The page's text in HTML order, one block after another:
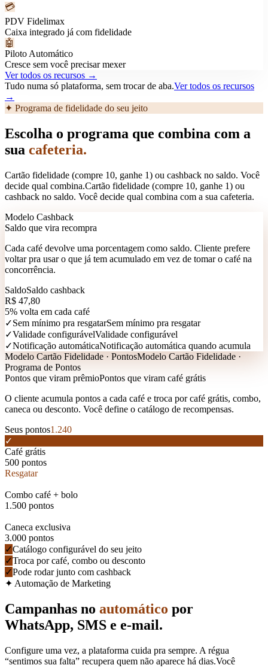
💳
PDV Fidelimax
Caixa integrado já com fidelidade
🤖
Piloto Automático
Cresce sem você precisar mexer
Ver todos os recursos →
Tudo numa só plataforma, sem trocar de aba.Ver todos os recursos
→
✦ Programa de fidelidade do seu jeito
Escolha o programa que combina com a
sua cafeteria.
Cartão fidelidade (compre 10, ganhe 1) ou cashback no saldo. Você
decide qual combina.Cartão fidelidade (compre 10, ganhe 1) ou
cashback no saldo. Você decide qual combina com a sua cafeteria.
Modelo Cashback
Saldo que vira recompra
Cada café devolve uma porcentagem como saldo. Cliente prefere
voltar pra usar o que já tem acumulado em vez de tomar o café na
concorrência.
SaldoSaldo cashback
R$ 47,80
5% volta em cada café
✓Sem mínimo pra resgatarSem mínimo pra resgatar
✓Validade configurávelValidade configurável
✓Notificação automáticaNotificação automática quando acumula
Modelo Cartão Fidelidade · PontosModelo Cartão Fidelidade ·
Programa de Pontos
Pontos que viram prêmioPontos que viram café grátis
O cliente acumula pontos a cada café e troca por café grátis, combo,
caneca ou desconto. Você define o catálogo de recompensas.
Seus pontos1.240
✓
Café grátis
500 pontos
Resgatar
Combo café + bolo
1.500 pontos
Caneca exclusiva
3.000 pontos
✓Catálogo configurável do seu jeito
✓Troca por café, combo ou desconto
✓Pode rodar junto com cashback
✦ Automação de Marketing
Campanhas no automático por
WhatsApp, SMS e e-mail.
Configure uma vez, a plataforma cuida pra sempre. A régua
“sentimos sua falta” recupera quem não aparece há dias.Você